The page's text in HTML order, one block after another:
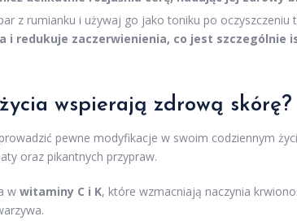
z rumianku i używaj go jako toniku po oczyszczeniu
i redukuje zaczerwienienia, co jest szczególnie
wspierają zdrową skórę?
pewne modyfikacje w swoim codziennym
oraz pikantnych przypraw.
w witaminy C i K, które wzmacniają naczynia